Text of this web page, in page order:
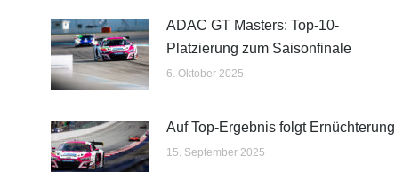
ADAC GT Masters: Top-10-
Platzierung zum Saisonfinale
6. Oktober 2025
Auf Top-Ergebnis folgt Ernüchterung
15. September 2025